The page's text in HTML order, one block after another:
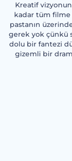
Kreatif
kadar tüm filme
pastanın
gerek yok çünkü
dolu bir fantezi
gizemli bir